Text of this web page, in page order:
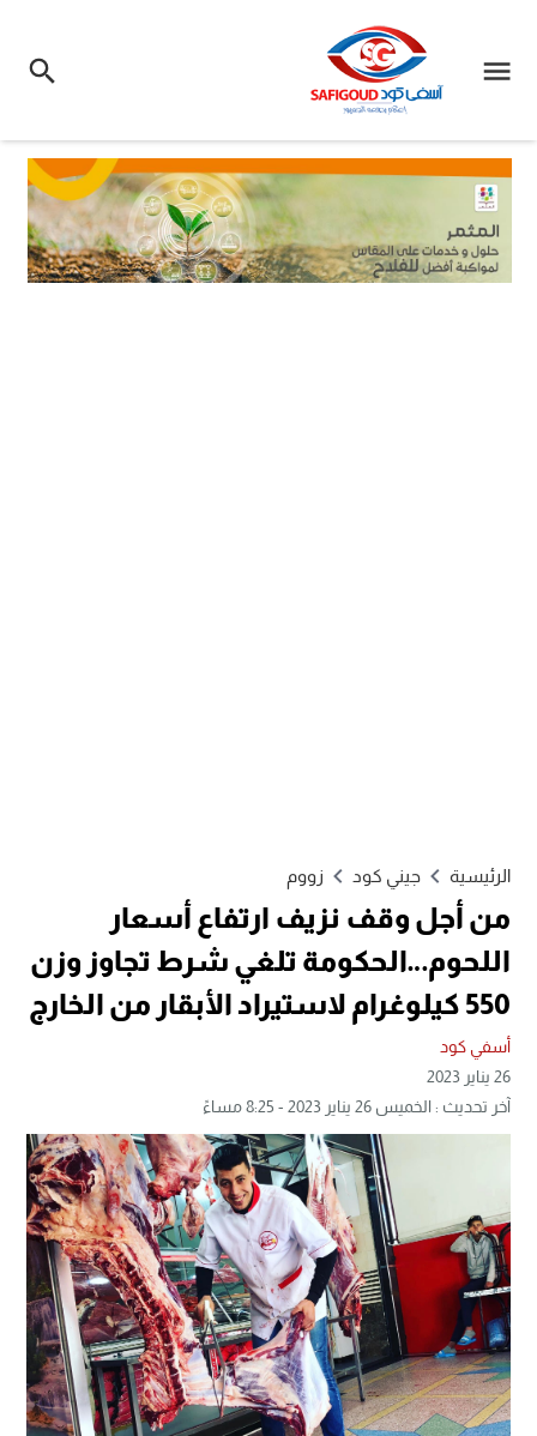
الرئيسية جيني كود زووم
من أجل وقف نزيف ارتفاع أسعار
اللحوم…الحكومة تلغي شرط تجاوز وزن
550 كيلوغرام لاستيراد الأبقار من الخارج
أسفي كود
26 يناير 2023
آخر تحديث : الخميس 26 يناير 2023 - 8:25 مساءً